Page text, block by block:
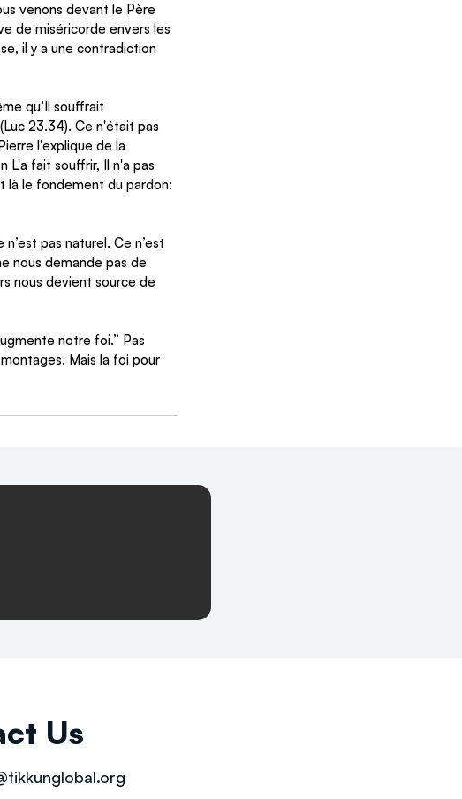
venons devant le Père
de miséricorde envers les
il y a une contradiction
qu’Il souffrait
23.34). Ce n'était pas
l'explique de la
L'a fait souffrir, Il n'a pas
là le fondement du pardon:
pas naturel. Ce n’est
nous demande pas de
nous devient source de
notre foi.” Pas
Mais la foi pour
Us